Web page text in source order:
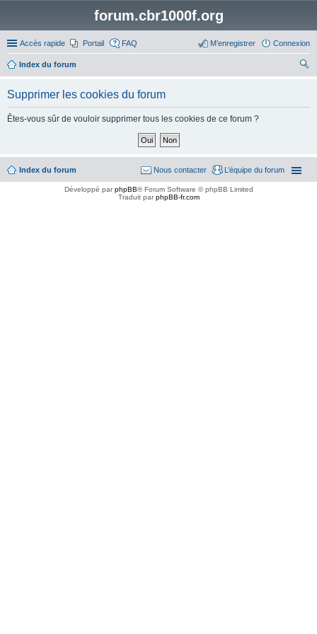
forum.cbr1000f.org
Accès rapide Portail FAQ Connexion
M’enregistrer
Index du forum
Supprimer les cookies du forum
Êtes-vous sûr de vouloir supprimer tous les cookies de ce forum ?
Index du forum L’équipe du forum
Nous contacter
Développé parphpBB® Forum Software © phpBB Limited
Traduit parphpBB-fr.com